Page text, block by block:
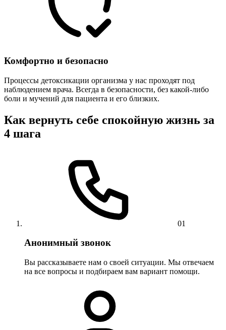
Комфортно и безопасно
Процессы детоксикации организма у нас проходят под
наблюдением врача. Всегда в безопасности, без какой-либо
боли и мучений для пациента и его близких.
Как вернуть себе спокойную жизнь за
4 шага
01
Анонимный звонок
Вы рассказываете нам о своей ситуации. Мы отвечаем
на все вопросы и подбираем вам вариант помощи.